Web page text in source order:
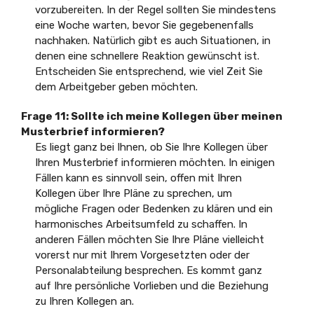
vorzubereiten. In der Regel sollten Sie mindestens
eine Woche warten, bevor Sie gegebenenfalls
nachhaken. Natürlich gibt es auch Situationen, in
denen eine schnellere Reaktion gewünscht ist.
Entscheiden Sie entsprechend, wie viel Zeit Sie
dem Arbeitgeber geben möchten.
Frage 11: Sollte ich meine Kollegen über meinen
Musterbrief informieren?
Es liegt ganz bei Ihnen, ob Sie Ihre Kollegen über
Ihren Musterbrief informieren möchten. In einigen
Fällen kann es sinnvoll sein, offen mit Ihren
Kollegen über Ihre Pläne zu sprechen, um
mögliche Fragen oder Bedenken zu klären und ein
harmonisches Arbeitsumfeld zu schaffen. In
anderen Fällen möchten Sie Ihre Pläne vielleicht
vorerst nur mit Ihrem Vorgesetzten oder der
Personalabteilung besprechen. Es kommt ganz
auf Ihre persönliche Vorlieben und die Beziehung
zu Ihren Kollegen an.